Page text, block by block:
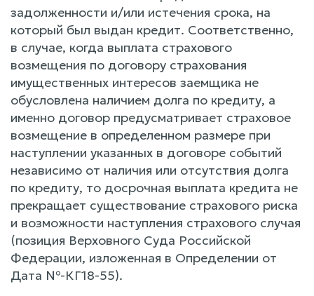
задолженности и/или истечения срока, на
который был выдан кредит. Соответственно,
в случае, когда выплата страхового
возмещения по договору страхования
имущественных интересов заемщика не
обусловлена наличием долга по кредиту, а
именно договор предусматривает страховое
возмещение в определенном размере при
наступлении указанных в договоре событий
независимо от наличия или отсутствия долга
по кредиту, то досрочная выплата кредита не
прекращает существование страхового риска
и возможности наступления страхового случая
(позиция Верховного Суда Российской
Федерации, изложенная в Определении от
Дата №-КГ18-55).